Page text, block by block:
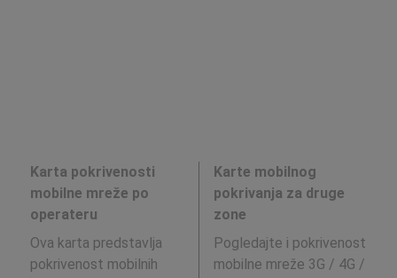
Karta pokrivenosti
mobilne mreže po
operateru
Ova karta predstavlja
pokrivenost mobilnih
Karte mobilnog
pokrivanja za druge
zone
Pogledajte i pokrivenost
mobilne mreže 3G / 4G /